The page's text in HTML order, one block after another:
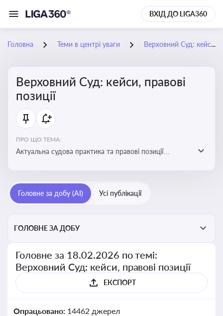
ВХІД ДО LIGA360
Головна Теми в центрі уваги Верховний Суд: кейси, правові позиції
Верховний Суд: кейси, правові
позиції
ПРО ЩО ТЕМА:
Актуальна судова практика та правові позиції
Головне за добу (AI) Усі публікації
ГОЛОВНЕ ЗА ДОБУ
Головне за 18.02.2026 по темі:
Верховний Суд: кейси, правові позиції
ЕКСПОРТ
Опрацьовано: 14462 джерел